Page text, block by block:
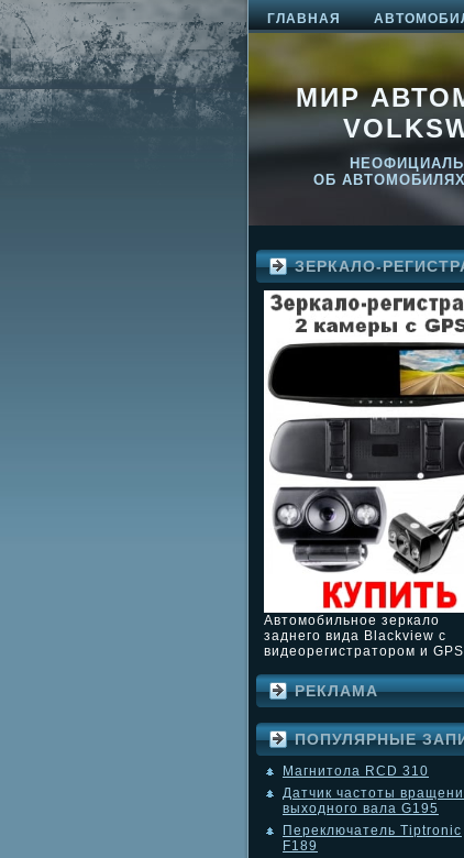
ГЛАВНАЯ
МИР
ОБ АВТОМОБИЛЯХ
ЗЕРКАЛО-
Автомобильное зеркало
заднего вида Blackview с
видеорегистратором и GPS
РЕКЛАМА
ПОПУЛЯРНЫЕ
Магнитола RCD 310
Датчик частоты
выходного вала G195
Переключатель Tiptronic
F189